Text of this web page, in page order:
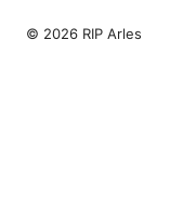
© 2026 RIP Arles